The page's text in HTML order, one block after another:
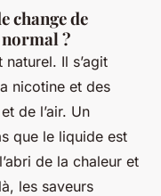
change de
?
Il s’agit
nicotine et des
de l’air. Un
que le liquide est
de la chaleur et
les saveurs